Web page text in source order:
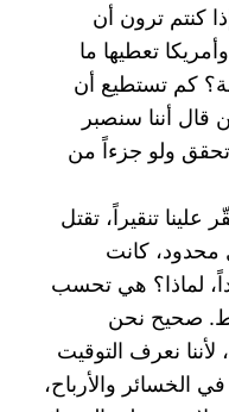
كنتم ترون أن
تعطيها ما
كم تستطيع أن
أننا سنصبر
تحقق ولو جزءاً من
تنقيراً، تقتل
محدود، كانت
لماذا؟ هي تحسب
صحيح نحن
نعرف التوقيت
الخسائر والأرباح،